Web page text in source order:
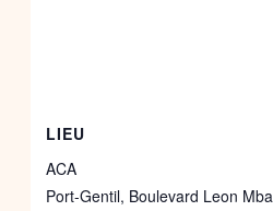
LIEU
ACA
Port-Gentil, Boulevard Leon Mba